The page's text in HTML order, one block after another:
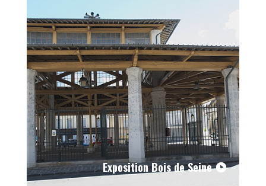
Exposition Bois de Seine